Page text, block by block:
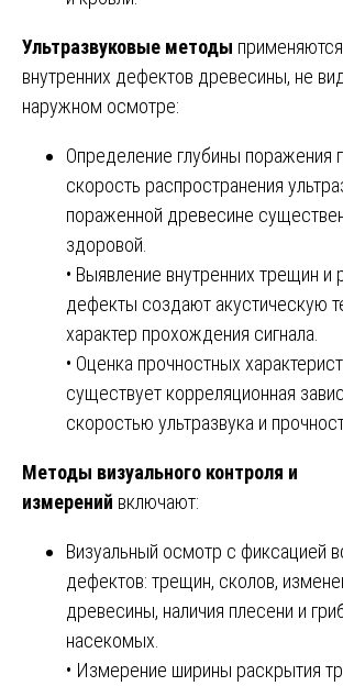
Ультразвуковые методы
внутренних дефектов древесины, не
наружном осмотре:
Определение глубины поражения
скорость распространения
пораженной древесине
здоровой.
• Выявление внутренних трещин и
дефекты создают акустическую
характер прохождения сигнала.
• Оценка прочностных
существует корреляционная
скоростью ультразвука и
Методы визуального контроля и
измерений включают:
Визуальный осмотр с фиксацией
дефектов: трещин, сколов,
древесины, наличия плесени и
насекомых.
• Измерение ширины раскрытия